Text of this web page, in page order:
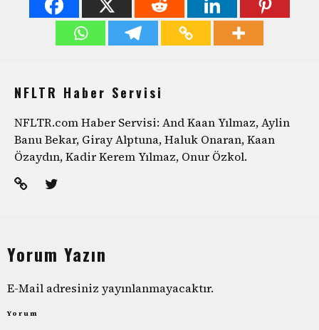
NFLTR Haber Servisi
NFLTR.com Haber Servisi: And Kaan Yılmaz, Aylin
Banu Bekar, Giray Alptuna, Haluk Onaran, Kaan
Özaydın, Kadir Kerem Yılmaz, Onur Özkol.
Yorum Yazın
E-Mail adresiniz yayınlanmayacaktır.
Yorum